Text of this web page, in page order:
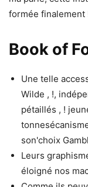
formée finalement
Book of
Une telle
Wilde , !,
pétaillés , !
son'choix
Leurs
éloigné nos